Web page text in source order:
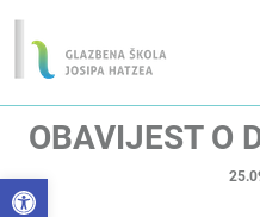
Open toolbar
OBAVIJEST O